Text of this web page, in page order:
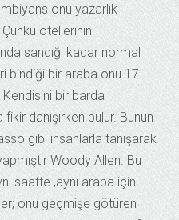
onu yazarlık
otellerinin
sandığı kadar normal
bindiği bir araba onu 17.
Kendisini bir barda
danışırken bulur. Bunun
gibi insanlarla tanışarak
Woody Allen. Bu
saatte ,aynı araba için
onu geçmişe götüren